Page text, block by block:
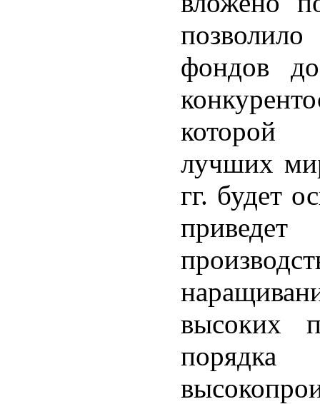
фондов
которой
лучших
гг. будет
высоких